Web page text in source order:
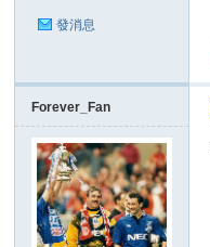
發消息
Forever_Fan